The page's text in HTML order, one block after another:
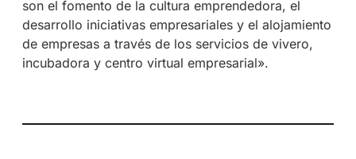
son el fomento de la cultura emprendedora, el
desarrollo iniciativas empresariales y el alojamiento
de empresas a través de los servicios de vivero,
incubadora y centro virtual empresarial».